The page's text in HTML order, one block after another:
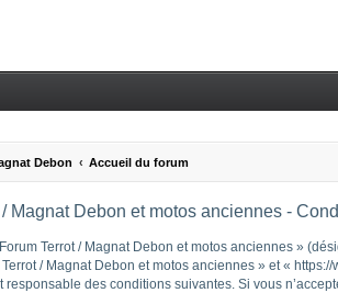
Debon Accueil du forum
/ Magnat Debon et motos anciennes -
Terrot / Magnat Debon et motos anciennes »
/ Magnat Debon et motos anciennes » et «
responsable des conditions suivantes. Si vous